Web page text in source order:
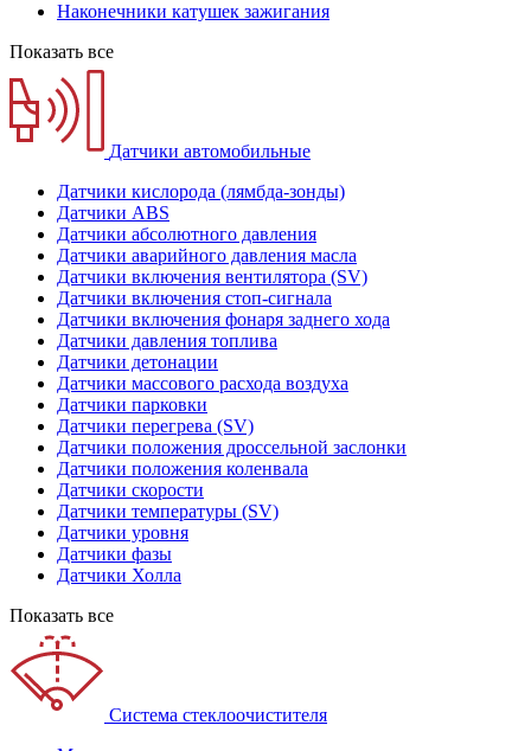
Наконечники катушек зажигания
Показать все
Датчики автомобильные
Датчики кислорода (лямбда-зонды)
Датчики ABS
Датчики абсолютного давления
Датчики аварийного давления масла
Датчики включения вентилятора (SV)
Датчики включения стоп-сигнала
Датчики включения фонаря заднего хода
Датчики давления топлива
Датчики детонации
Датчики массового расхода воздуха
Датчики парковки
Датчики перегрева (SV)
Датчики положения дроссельной заслонки
Датчики положения коленвала
Датчики скорости
Датчики температуры (SV)
Датчики уровня
Датчики фазы
Датчики Холла
Показать все
Система стеклоочистителя